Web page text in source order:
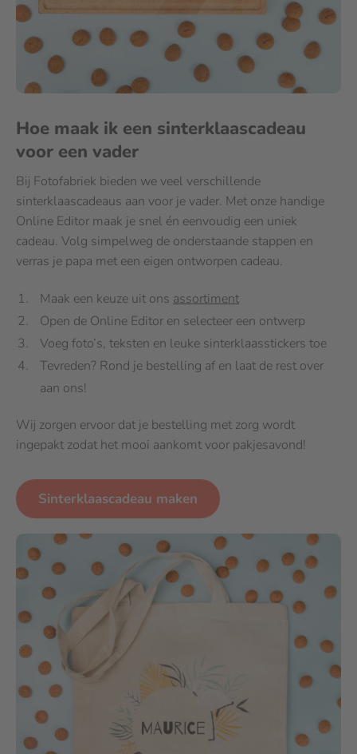
Hoe maak ik een sinterklaascadeau
voor een vader
Bij Fotofabriek bieden we veel verschillende
sinterklaascadeaus aan voor je vader. Met onze handige
Online Editor maak je snel én eenvoudig een uniek
cadeau. Volg simpelweg de onderstaande stappen en
verras je papa met een eigen ontworpen cadeau.
Maak een keuze uit ons assortiment
Open de Online Editor en selecteer een ontwerp
Voeg foto’s, teksten en leuke sinterklaasstickers toe
Tevreden? Rond je bestelling af en laat de rest over
aan ons!
Wij zorgen ervoor dat je bestelling met zorg wordt
ingepakt zodat het mooi aankomt voor pakjesavond!
Sinterklaascadeau maken